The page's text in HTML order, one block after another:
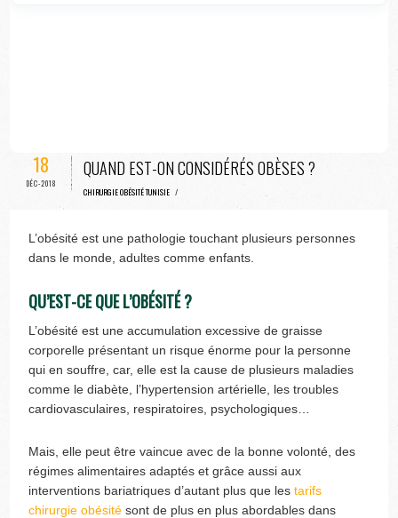
18
DÉC-2018
QUAND EST-ON CONSIDÉRÉS OBÈSES ?
CHIRURGIE OBÉSITÉ TUNISIE /
L’obésité est une pathologie touchant plusieurs personnes
dans le monde, adultes comme enfants.
QU’EST-CE QUE L’OBÉSITÉ ?
L’obésité est une accumulation excessive de graisse
corporelle présentant un risque énorme pour la personne
qui en souffre, car, elle est la cause de plusieurs maladies
comme le diabète, l’hypertension artérielle, les troubles
cardiovasculaires, respiratoires, psychologiques…
Mais, elle peut être vaincue avec de la bonne volonté, des
régimes alimentaires adaptés et grâce aussi aux
interventions bariatriques d’autant plus que lestarifs
chirurgie obésité sont de plus en plus abordables dans